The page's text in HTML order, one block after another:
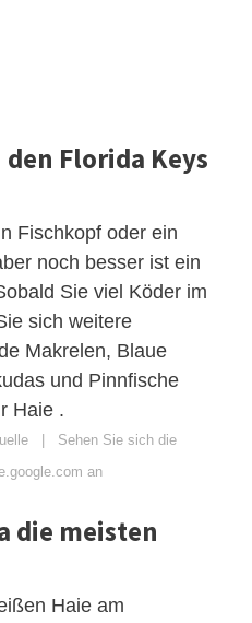
Florida Keys
Fischkopf oder ein
noch besser ist ein
Sie viel Köder im
sich weitere
Makrelen, Blaue
und Pinnfische
Haie .
Sehen Sie sich die
an
die meisten
Haie am